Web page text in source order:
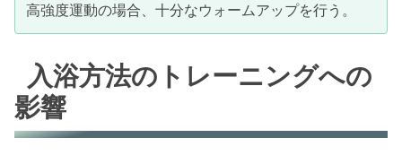
高強度運動の場合、十分なウォームアップを行う。
入浴方法のトレーニングへの
影響